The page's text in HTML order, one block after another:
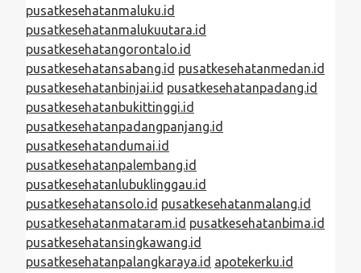
pusatkesehatanmaluku.id
pusatkesehatanmalukuutara.id
pusatkesehatangorontalo.id
pusatkesehatansabang.id pusatkesehatanmedan.id
pusatkesehatanbinjai.id pusatkesehatanpadang.id
pusatkesehatanbukittinggi.id
pusatkesehatanpadangpanjang.id
pusatkesehatandumai.id
pusatkesehatanpalembang.id
pusatkesehatanlubuklinggau.id
pusatkesehatansolo.id pusatkesehatanmalang.id
pusatkesehatanmataram.id pusatkesehatanbima.id
pusatkesehatansingkawang.id
pusatkesehatanpalangkaraya.id apotekerku.id